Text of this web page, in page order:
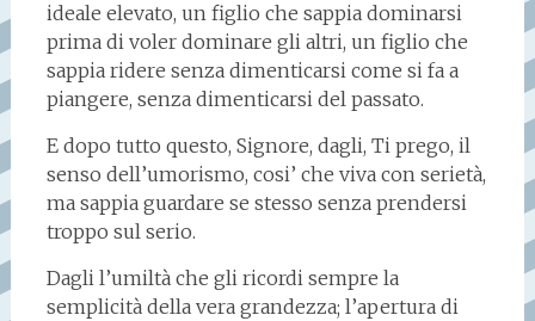
ideale elevato, un figlio che sappia dominarsi
prima di voler dominare gli altri, un figlio che
sappia ridere senza dimenticarsi come si fa a
piangere, senza dimenticarsi del passato.
E dopo tutto questo, Signore, dagli, Ti prego, il
senso dell’umorismo, cosi’ che viva con serietà,
ma sappia guardare se stesso senza prendersi
troppo sul serio.
Dagli l’umiltà che gli ricordi sempre la
semplicità della vera grandezza; l’apertura di